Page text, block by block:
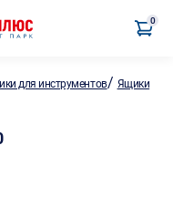
0
для инструментов/ Ящики